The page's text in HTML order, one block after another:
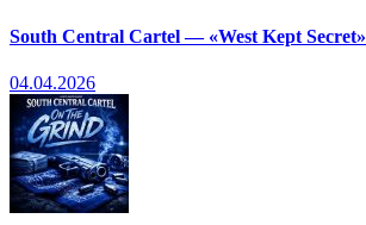
South Central Cartel — «West Kept Secret»
04.04.2026